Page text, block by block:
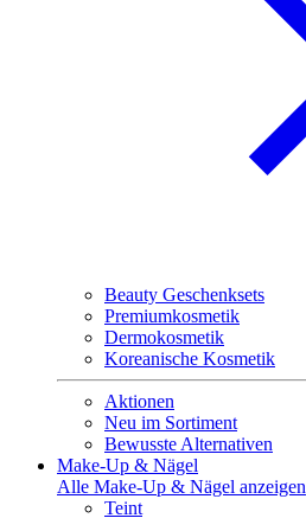
Beauty Geschenksets
Premiumkosmetik
Dermokosmetik
Koreanische Kosmetik
Aktionen
Neu im Sortiment
Bewusste Alternativen
Make-Up & Nägel
Alle Make-Up & Nägel anzeigen
Teint